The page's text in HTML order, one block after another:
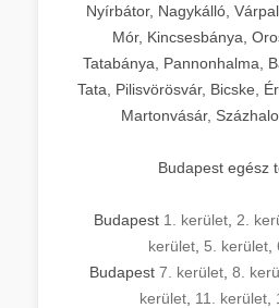
Nyírbátor, Nagykálló,
Mór, Kincsesbánya,
Tatabánya, Pannonhalma,
Tata, Pilisvörösvár, Bicske,
Martonvásár,
Budapest egész
Budapest 1. kerület, 2.
kerület, 5. kerület,
Budapest 7. kerület, 8.
kerület 11. kerület